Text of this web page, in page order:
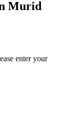
Murid
enter your